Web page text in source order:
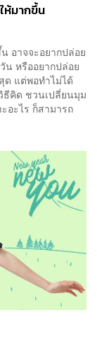
ห้มากขึ้น
อาจจะอยากปล่อย
น หรืออยากปล่อย
ด แต่พอทำไม่ได้
ธีคิด ชวนเปลี่ยนมุม
อะไร ก็สามารถ